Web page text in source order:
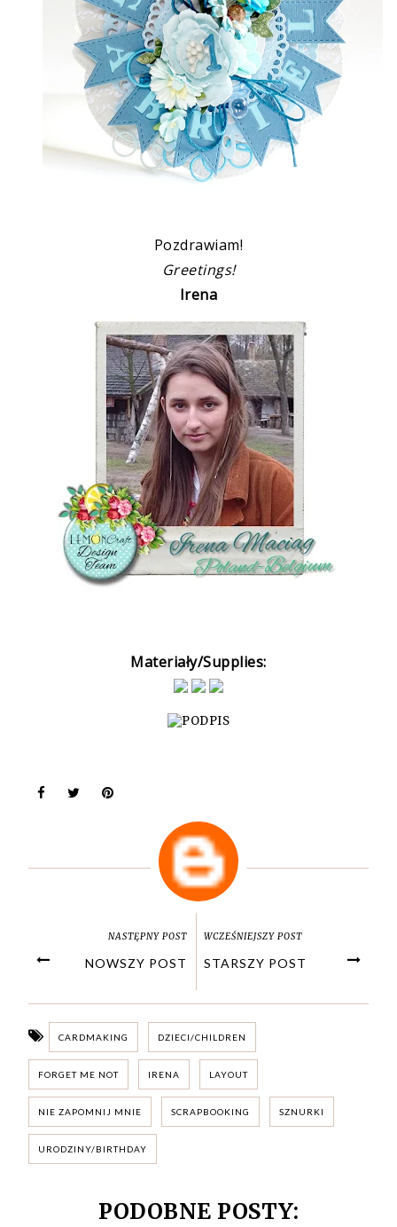
Pozdrawiam!
Greetings!
Irena
Materiały/Supplies:
NASTĘPNY POST
NOWSZY POST
WCZEŚNIEJSZY POST
STARSZY POST
CARDMAKING DZIECI/CHILDREN
FORGET ME NOT IRENA LAYOUT
NIE ZAPOMNIJ MNIE SCRAPBOOKING SZNURKI
URODZINY/BIRTHDAY
PODOBNE POSTY: